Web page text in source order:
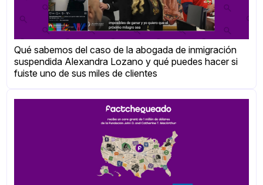
Qué sabemos del caso de la abogada de inmigración
suspendida Alexandra Lozano y qué puedes hacer si
fuiste uno de sus miles de clientes